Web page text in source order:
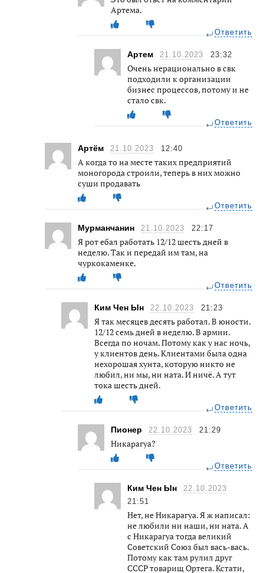
Артема.
Ответить
Артем 21.10.2023 23:32
Очень нерационально в свк
подходили к организации
бизнес процессов, потому и не
стало свк.
Ответить
Артём 21.10.2023 12:40
А когда то на месте таких предприятий
моногорода строили, теперь в них можно
суши продавать
Ответить
Мурманчанин 21.10.2023 22:17
Я рот ебал работать 12/12 шесть дней в
неделю. Так и передай им там, на
чуркокаменке.
Ответить
Ким Чен Ын 22.10.2023 21:23
Я так месяцев десять работал. В юности.
12/12 семь дней в неделю. В армии.
Всегда по ночам. Потому как у нас ночь,
у клиентов день. Клиентами была одна
нехорошая хунта, которую никто не
любил, ни мы, ни ната. И ничё. А тут
тока шесть дней.
Ответить
Пионер 22.10.2023 21:29
Никарагуа?
Ответить
Ким Чен Ын
22.10.2023
21:51
Нет, не Никарагуа. Я ж написал:
не любили ни наши, ни ната. А
с Никарагуа тогда великий
Советский Союз был вась-вась.
Потому как там рулил друг
СССР товарищ Ортега. Кстати,